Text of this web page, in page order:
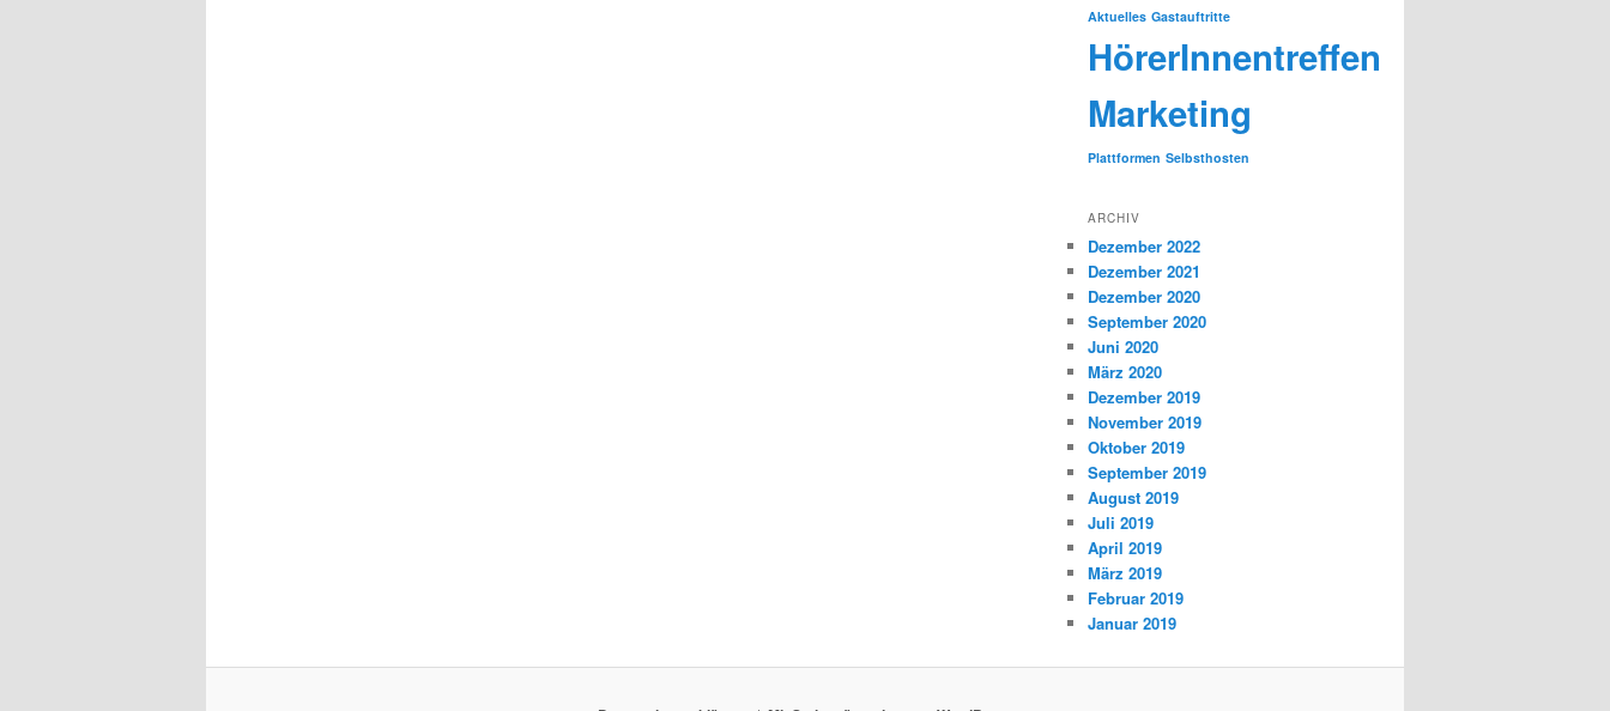
Aktuelles Gastauftritte
HörerInnentreffen
Marketing
Plattformen Selbsthosten
ARCHIV
Dezember 2022
Dezember 2021
Dezember 2020
September 2020
Juni 2020
März 2020
Dezember 2019
November 2019
Oktober 2019
September 2019
August 2019
Juli 2019
April 2019
März 2019
Februar 2019
Januar 2019